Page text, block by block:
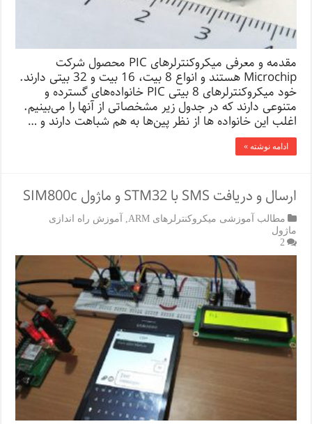
مقدمه و معرفی میکروکنترلرهای PIC محصول شرکت
Microchip هستند و انواع 8 بیت، 16 بیت و 32 بیتی دارند.
خود میکروکنترلرهای 8 بیتی PIC خانواده‌ها‌ی گسترده و
متنوعی دارند که در جدول زیر مشخصاتی از آنها را می‌بینیم.
اغلب این خانواده ها از نظر پین‌ها به هم شباهت دارند و …
ادامه نوشته »
ارسال و دریافت SMS با STM32 و ماژول SIM800c
مطالب آموزشی میکروکنترلرهای ARM , آموزش راه اندازی
ماژول
2